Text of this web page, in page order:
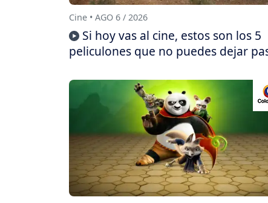
Cine • AGO 6 / 2026
Si hoy vas al cine, estos son los 5
peliculones que no puedes dejar